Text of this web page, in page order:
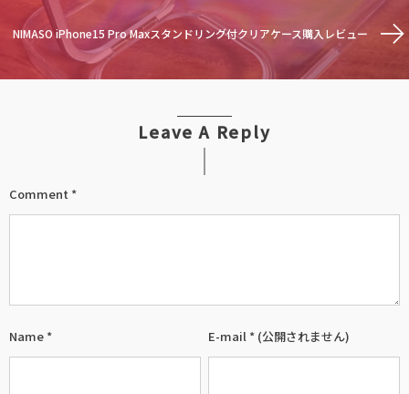
NIMASO iPhone15 Pro Maxスタンドリング付クリアケース購入レビュー
Leave A Reply
Comment *
Name * E-mail * (公開されません)